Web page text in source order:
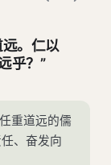
。仁以
乎？”
重道远的儒
、奋发向